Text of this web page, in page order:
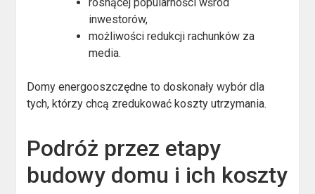
rosnącej popularności wśród
inwestorów,
możliwości redukcji rachunków za
media.
Domy energooszczędne to doskonały wybór dla
tych, którzy chcą zredukować koszty utrzymania.
Podróż przez etapy
budowy domu i ich koszty